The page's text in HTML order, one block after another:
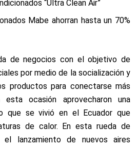
“Ultra Clean Air”
Mabe ahorran hasta un 70%
de negocios con el objetivo de
por medio de la socialización y
productos para conectarse más
ocasión aprovecharon una
que se vivió en el Ecuador que
de calor. En esta rueda de
lanzamiento de nuevos aires